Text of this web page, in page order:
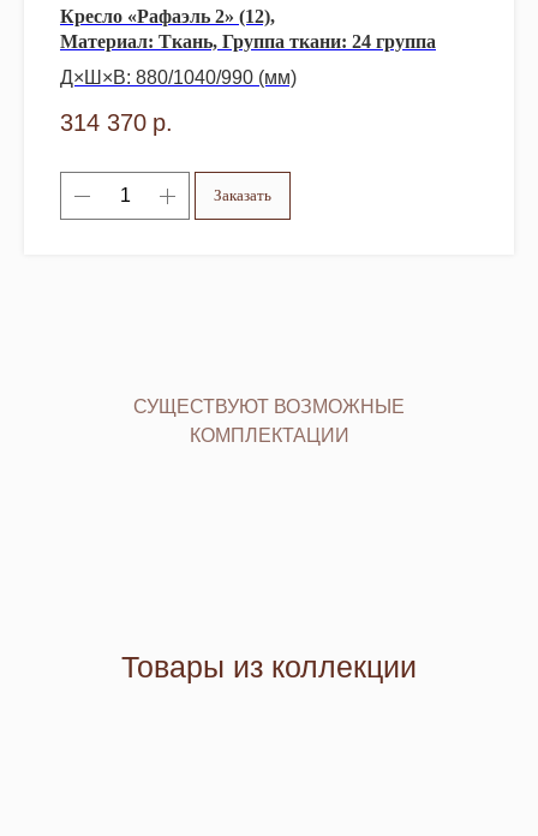
Кресло «Рафаэль 2» (12),
Материал: Ткань, Группа ткани: 24 группа
Д×Ш×В: 880/1040/990 (мм)
314 370 р.
Заказать
СУЩЕСТВУЮТ ВОЗМОЖНЫЕ
КОМПЛЕКТАЦИИ
Товары из коллекции